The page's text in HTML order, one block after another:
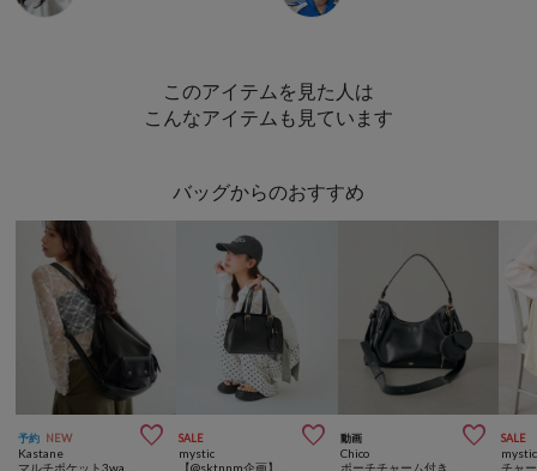
このアイテムを見た人は
こんなアイテムも見ています
バッグからのおすすめ
予約 NEW 
Kastane
SALE 
mystic
動画 
Chico
SALE
mystic